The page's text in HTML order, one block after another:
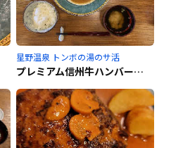
星野温泉 トンボの湯のサ活
プレミアム信州牛ハンバーグ🐮